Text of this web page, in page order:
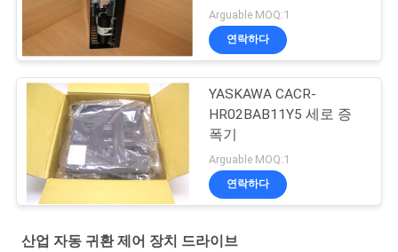
Hr03bab12y60
Arguable MOQ:1
연락하다
YASKAWA CACR-
HR02BAB11Y5 세로 증
폭기
Arguable MOQ:1
연락하다
산업 자동 귀환 제어 장치 드라이브